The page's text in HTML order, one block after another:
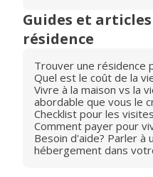
Guides et
résidence
Trouver une résidence
Quel est le coût de la
Vivre à la maison vs la
abordable que vous le
Checklist pour les
Comment payer pour
Besoin d'aide? Parler à
hébergement dans